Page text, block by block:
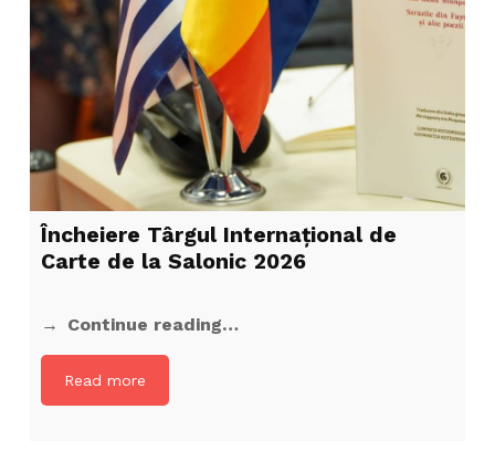
Încheiere Târgul Internațional de
Carte de la Salonic 2026
Continue reading…
Read more